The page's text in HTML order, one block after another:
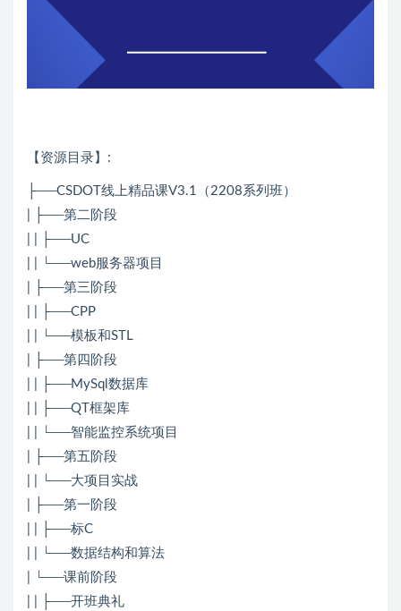
【资源目录】:
├──CSDOT线上精品课V3.1（2208系列班）
| ├──第二阶段
| | ├──UC
| | └──web服务器项目
| ├──第三阶段
| | ├──CPP
| | └──模板和STL
| ├──第四阶段
| | ├──MySql数据库
| | ├──QT框架库
| | └──智能监控系统项目
| ├──第五阶段
| | └──大项目实战
| ├──第一阶段
| | ├──标C
| | └──数据结构和算法
| └──课前阶段
| | ├──开班典礼